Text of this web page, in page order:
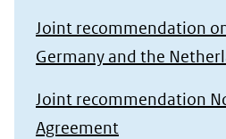
Joint recommendation
Germany and the
Joint recommendation
Agreement